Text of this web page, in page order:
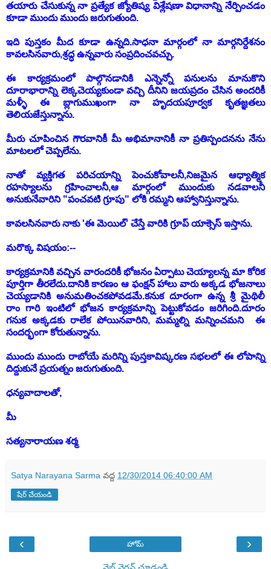
తయారు చేసుకున్న నా ప్రత్యేక జ్యోతిష్య విశ్లేషణా విధానాన్ని నేర్పించడం
కూడా ముందు ముందు జరుగుతుంది.
ఇది పుస్తకం మీద కూడా ఉన్నది.సాధనా మార్గంలో నా మార్గనిర్దేశనం
కావలసినవారు,శ్రద్ధ ఉన్నవారు సంప్రదించవచ్చు.
ఈ కార్యక్రమంలో పాల్గొనడానికి ఎన్నెన్నో పనులను మానుకొని
దూరాభారాన్ని లెక్కచెయ్యకుండా వచ్చి దీనిని జయప్రదం చేసిన అందరికీ
మళ్ళీ ఈ బ్లాగుముఖంగా నా హృదయపూర్వక కృతజ్ఞతలు
తెలియజేస్తున్నాను.
మీరు చూపించిన గౌరవానికీ మీ అభిమానానికీ నా ప్రతిస్పందనను నేను
మాటలలో చెప్పలేను.
నాతో వ్యక్తిగత పరిచయాన్ని పెంచుకోవాలనీ,నిజమైన ఆధ్యాత్మిక
రహస్యాలను గ్రహించాలనీ,ఆ మార్గంలో ముందుకు నడవాలనీ
అనుకునేవారిని "పంచవటి గ్రూపు" లోకి రమ్మని ఆహ్వానిస్తున్నాను.
కావలసినవారు నాకు 'ఈ మెయిల్' చేస్తే వారికి గ్రూప్ యాక్సెస్ ఇస్తాను.
మరొక్క విషయం:--
కార్యక్రమానికి వచ్చిన వారందరికీ భోజనం ఏర్పాటు చెయ్యాలన్న మా కోరిక
పూర్తిగా తీరలేదు.దానికి కారణం ఆ ఫంక్షన్ హాలు వారు అక్కడ భోజనాలు
చెయ్యడానికి అనుమతించకపోవడమే.కనుక దూరంగా ఉన్న శ్రీ మైథిలీ
రాం గారి ఇంటిలో భోజన కార్యక్రమాన్ని పెట్టుకోవడం జరిగింది.దూరం
గనుక అక్కడకు రాలేక పోయినవారిని, మమ్మల్ని మన్నించమని ఈ
సందర్భంగా కోరుతున్నాను.
ముందు ముందు రాబోయే మరిన్ని పుస్తకావిష్కరణ సభలలో ఈ లోపాన్ని
దిద్దుకునే ప్రయత్నం జరుగుతుంది.
ధన్యవాదాలతో,
మీ
సత్యనారాయణ శర్మ
Satya Narayana Sarma వద్ద 12/30/2014 06:40:00 AM
షేర్ చేయండి
‹ ›
హోమ్